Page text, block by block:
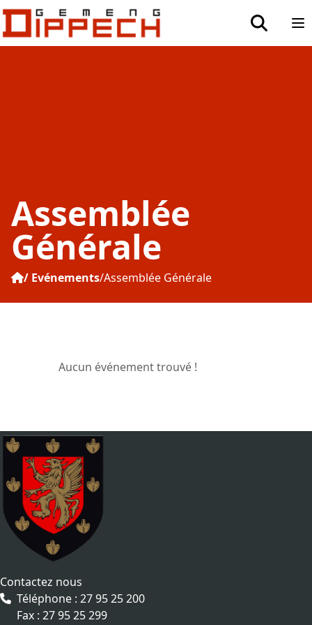
Aller au contenu principal
Aller à la recherche
toggle
Assemblée
Générale
Evénements Assemblée Générale
Aucun événement trouvé !
Contactez nous
Téléphone : 27 95 25 200
Fax : 27 95 25 299